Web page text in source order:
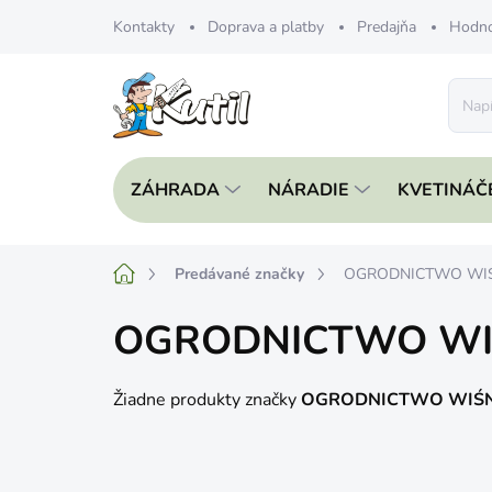
Kontakty Doprava a platby Predajňa
ZÁHRADA NÁRADIE
DomovPredávané značky OGRODNICTWO
OGRODNICTWO
Žiadne produkty značkyOGRODNICTWO